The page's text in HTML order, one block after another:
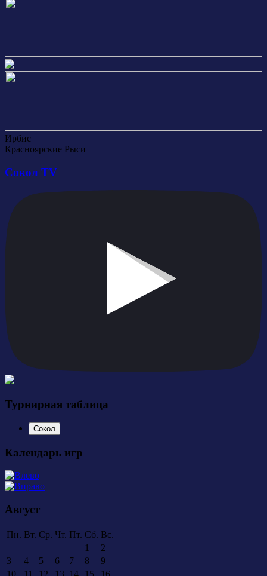
Ирбис
Красноярские Рыси
Сокол TV
Турнирная таблица
Сокол
Календарь игр
Август
Пн. Вт. Ср. Чт. Пт. Сб. Вс.
1
2
3
4 5 6 7 8
9
10
11 12 13 14 15 16